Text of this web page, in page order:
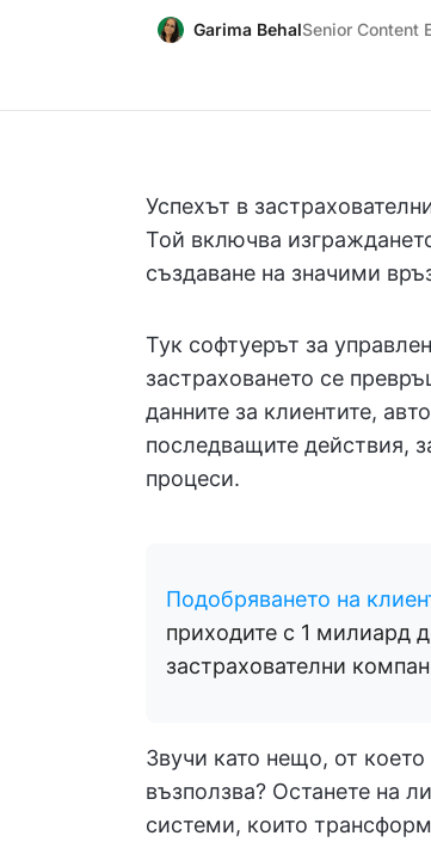
Garima BehalSenior Content
Успехът в
Той включва
създаване на значими
Тук софтуерът за
застраховането се
данните за клиентите,
последващите действия,
процеси.
Подобряването на
приходите с 1 милиард
застрахователни
Звучи като нещо, от
възползва? Останете на
системи, които